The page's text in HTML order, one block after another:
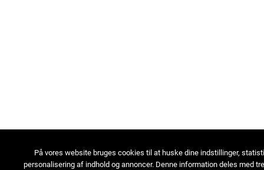
På vores website bruges cookies til at huske dine indstillinger,
personalisering af indhold og annoncer. Denne information deles med